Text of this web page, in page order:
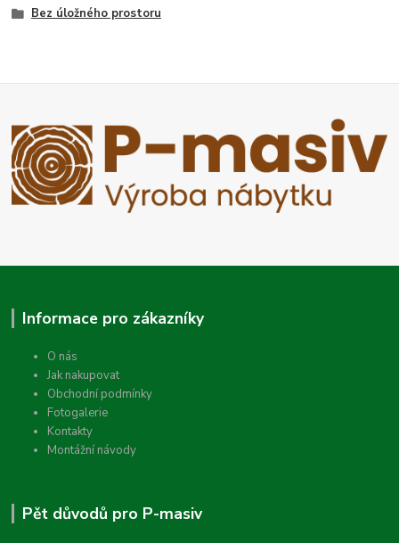
Bez úložného prostoru
Informace pro zákazníky
O nás
Jak nakupovat
Obchodní podmínky
Fotogalerie
Kontakty
Montážní návody
Pět důvodů pro P-masiv